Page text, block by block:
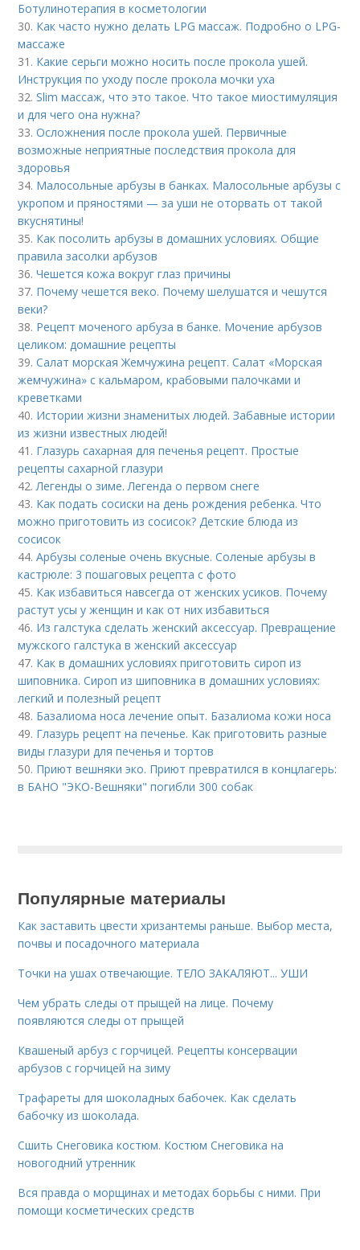
Ботулинотерапия в косметологии
30. Как часто нужно делать LPG массаж. Подробно о LPG-
массаже
31. Какие серьги можно носить после прокола ушей.
Инструкция по уходу после прокола мочки уха
32.Slim массаж, что это такое. Что такое миостимуляция
и для чего она нужна?
33.Осложнения после прокола ушей. Первичные
возможные неприятные последствия прокола для
здоровья
34. Малосольные арбузы в банках. Малосольные арбузы с
укропом и пряностями — за уши не оторвать от такой
вкуснятины!
35. Как посолить арбузы в домашних условиях. Общие
правила засолки арбузов
36.Чешется кожа вокруг глаз причины
37. Почему чешется веко. Почему шелушатся и чешутся
веки?
38. Рецепт моченого арбуза в банке. Мочение арбузов
целиком: домашние рецепты
39.Салат морская Жемчужина рецепт. Салат «Морская
жемчужина» с кальмаром, крабовыми палочками и
креветками
40. Истории жизни знаменитых людей. Забавные истории
из жизни известных людей!
41. Глазурь сахарная для печенья рецепт. Простые
рецепты сахарной глазури
42.Легенды о зиме. Легенда о первом снеге
43. Как подать сосиски на день рождения ребенка. Что
можно приготовить из сосисок? Детские блюда из
сосисок
44.Арбузы соленые очень вкусные. Соленые арбузы в
кастрюле: 3 пошаговых рецепта с фото
45. Как избавиться навсегда от женских усиков. Почему
растут усы у женщин и как от них избавиться
46. Из галстука сделать женский аксессуар. Превращение
мужского галстука в женский аксессуар
47. Как в домашних условиях приготовить сироп из
шиповника. Сироп из шиповника в домашних условиях:
легкий и полезный рецепт
48. Базалиома носа лечение опыт. Базалиома кожи носа
49. Глазурь рецепт на печенье. Как приготовить разные
виды глазури для печенья и тортов
50. Приют вешняки эко. Приют превратился в концлагерь:
в БАНО "ЭКО-Вешняки" погибли 300 собак
Популярные материалы
Как заставить цвести хризантемы раньше. Выбор места,
почвы и посадочного материала
Точки на ушах отвечающие. ТЕЛО ЗАКАЛЯЮТ... УШИ
Чем убрать следы от прыщей на лице. Почему
появляются следы от прыщей
Квашеный арбуз с горчицей. Рецепты консервации
арбузов с горчицей на зиму
Трафареты для шоколадных бабочек. Как сделать
бабочку из шоколада.
Сшить Снеговика костюм. Костюм Снеговика на
новогодний утренник
Вся правда о морщинах и методах борьбы с ними. При
помощи косметических средств